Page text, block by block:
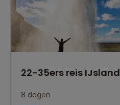
22-35ers reis IJsland
8 dagen